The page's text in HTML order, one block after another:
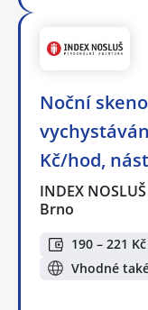
Noční
Kč/hod,
INDEX
Brno
190 – 221
Vhodné